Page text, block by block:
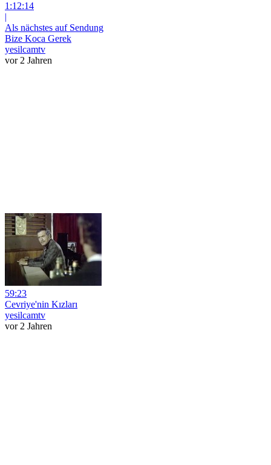
1:12:14
|
Als nächstes auf Sendung
Bize Koca Gerek
yesilcamtv
vor 2 Jahren
59:23
Cevriye'nin Kızları
yesilcamtv
vor 2 Jahren